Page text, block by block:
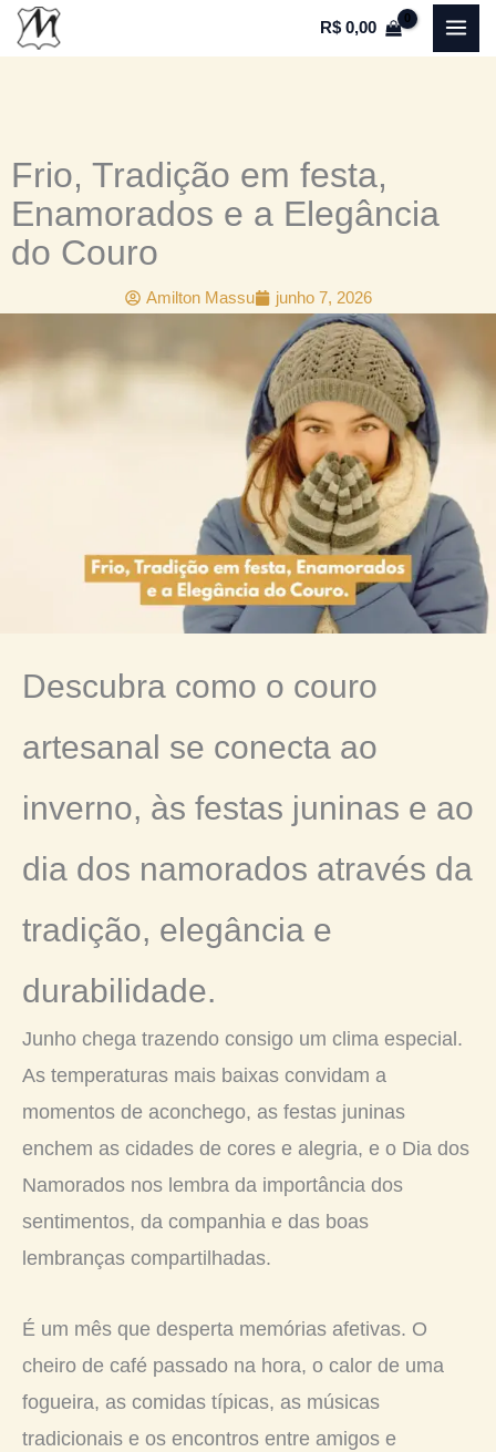
para
R$0,00
Frio, Tradição em festa,
Enamorados e a Elegância
do Couro
Amilton Massu junho 7, 2026
Descubra como o couro
artesanal se conecta ao
inverno, às festas juninas e ao
dia dos namorados através da
tradição, elegância e
durabilidade.
Junho chega trazendo consigo um clima especial.
As temperaturas mais baixas convidam a
momentos de aconchego, as festas juninas
enchem as cidades de cores e alegria, e o Dia dos
Namorados nos lembra da importância dos
sentimentos, da companhia e das boas
lembranças compartilhadas.
É um mês que desperta memórias afetivas. O
cheiro de café passado na hora, o calor de uma
fogueira, as comidas típicas, as músicas
tradicionais e os encontros entre amigos e